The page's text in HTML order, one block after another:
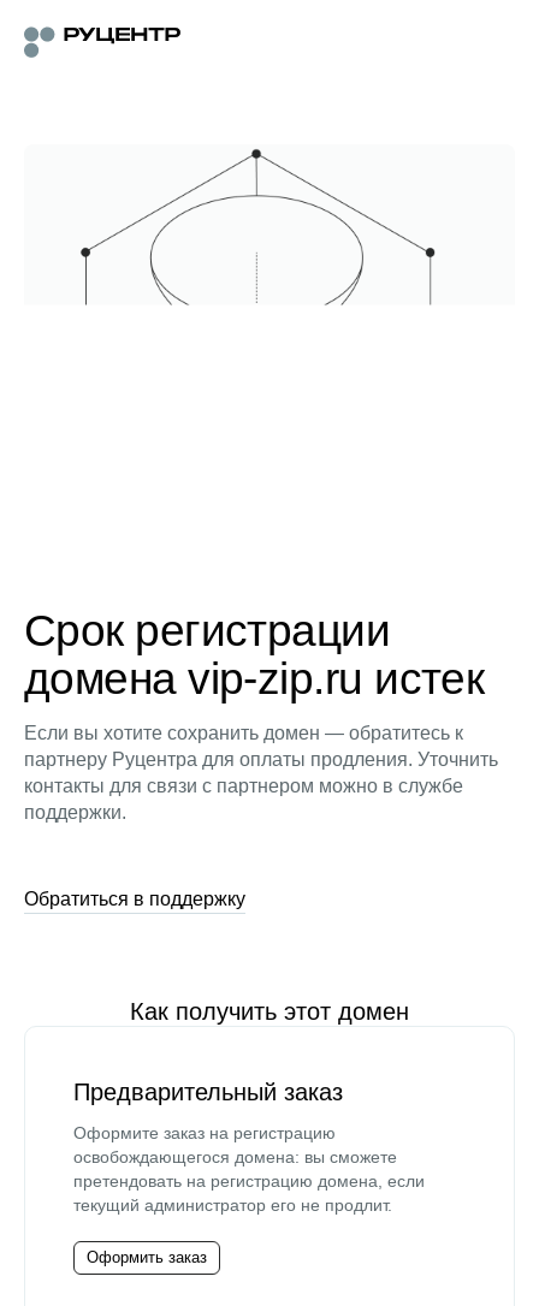
Срок регистрации
домена vip-zip.ru истек
Если вы хотите сохранить домен — обратитесь к
партнеру Руцентра для оплаты продления. Уточнить
контакты для связи с партнером можно в службе
поддержки.
Обратиться в поддержку
Как получить этот домен
Предварительный заказ
Оформите заказ на регистрацию
освобождающегося домена: вы сможете
претендовать на регистрацию домена, если
текущий администратор его не продлит.
Оформить заказ